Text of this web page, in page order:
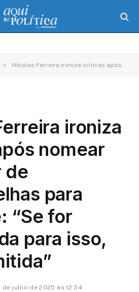
» Nikolas Ferreira ironiza críticas após nomear designer de sobrancelhas para gabinete: “Se for contratada para isso, está demitida”
ironiza
nomear
de
para
“Se for
para isso,
de julho de 2025 às 12:34